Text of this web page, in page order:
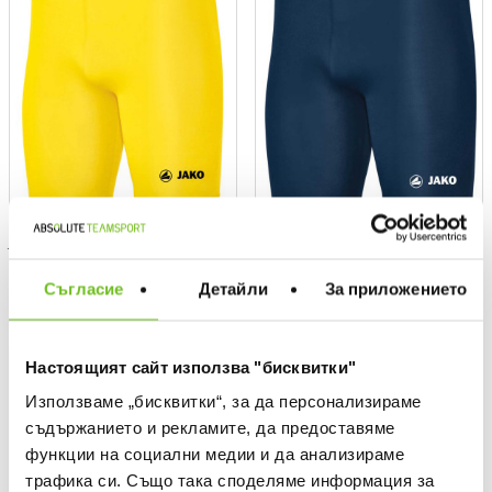
Съгласие Детайли За приложението
Настоящият сайт използва "бисквитки"
Използваме „бисквитки“, за да персонализираме
съдържанието и рекламите, да предоставяме
функции на социални медии и да анализираме
трафика си. Също така споделяме информация за
Текуща цена:
20,99 €/41,05 BGN Текуща цена:
22,99 € 44,96 BGN
ONLY
ONLINE
ONLY
ONLINE